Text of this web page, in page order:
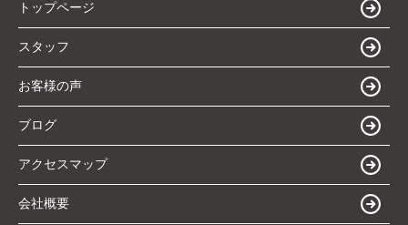
トップページ
スタッフ
お客様の声
ブログ
アクセスマップ
会社概要